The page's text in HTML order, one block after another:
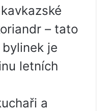
– tato
je
letních
a